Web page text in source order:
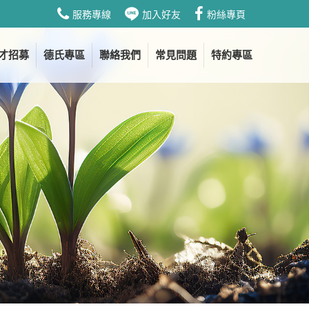
服務專線 加入好友 粉絲專頁
招募 德氏專區 聯絡我們 常見問題 特約專區